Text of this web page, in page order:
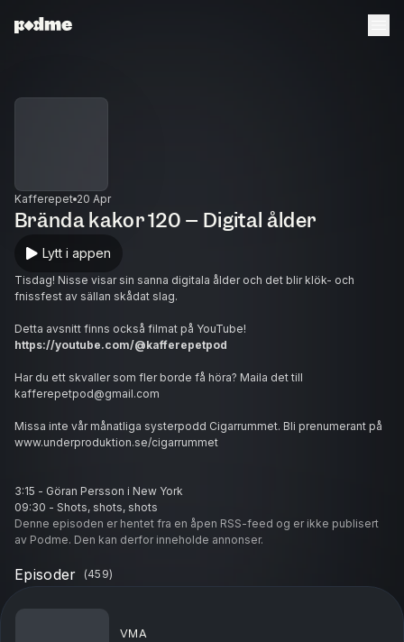
Kafferepet 20 Apr
Brända kakor 120 – Digital ålder
Lytt i appen
Tisdag! Nisse visar sin sanna digitala ålder och det blir klök- och
fnissfest av sällan skådat slag.
Detta avsnitt finns också filmat på YouTube!
https://youtube.com/@kafferepetpod
Har du ett skvaller som fler borde få höra? Maila det till
kafferepetpod@gmail.com
Missa inte vår månatliga systerpodd Cigarrummet. Bli prenumerant på
www.underproduktion.se/cigarrummet
3:15 - Göran Persson i New York
09:30 - Shots, shots, shots
15:22 - En viktig polisinsats
Hosted on Acast. Seeacast.com/privacyfor more information.
Denne episoden er hentet fra en åpen RSS-feed og er ikke publisert
av Podme. Den kan derfor inneholde annonser.
Episoder (459)
VMA